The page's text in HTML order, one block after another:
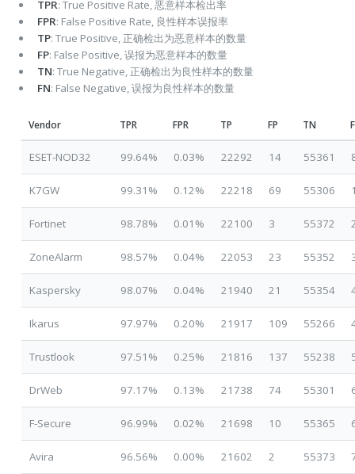
TPR: True Positive Rate, 恶意样本检出率
FPR: False Positive Rate, 良性样本误报率
TP: True Positive, 正确检出为恶意样本的数量
FP: False Positive, 误报为恶意样本的数量
TN: True Negative, 正确检出为良性样本的数量
FN: False Negative, 误报为良性样本的数量
Vendor TPR FPR TP FP TN
ESET-NOD32 99.64% 0.03% 22292 14 55361
K7GW 99.31% 0.12% 22218 69 55306
Fortinet 98.78% 0.01% 22100 3 55372
ZoneAlarm 98.57% 0.04% 22053 23 55352
Kaspersky 98.07% 0.04% 21940 21 55354
Ikarus 97.97% 0.20% 21917 109 55266
Trustlook 97.51% 0.25% 21816 137 55238
DrWeb 97.17% 0.13% 21738 74 55301
F-Secure 96.99% 0.02% 21698 10 55365
Avira 96.56% 0.00% 21602 2 55373